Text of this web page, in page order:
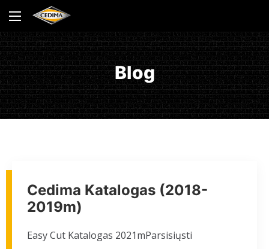
Blog
Cedima Katalogas (2018-
2019m)
Easy Cut Katalogas 2021mParsisiųsti